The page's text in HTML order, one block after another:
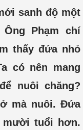
sanh độ một
Phạm chí
thấy đứa nhỏ
có nên mang
nuôi chăng?
mà nuôi. Đứa
tuổi hơn.